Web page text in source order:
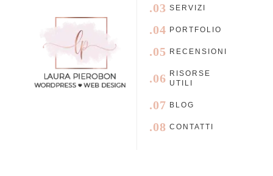
.03 SERVIZI
.04 PORTFOLIO
.05 RECENSIONI
.06 RISORSE
UTILI
.07 BLOG
.08 CONTATTI